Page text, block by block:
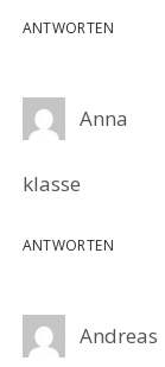
ANTWORTEN
Anna
klasse
ANTWORTEN
Andreas